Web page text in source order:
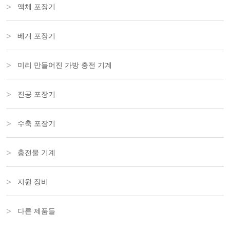
액체 포장기
베개 포장기
미리 만들어진 가방 충전 기계
진공 포장기
수축 포장기
충전물 기계
지원 장비
다른 제품들